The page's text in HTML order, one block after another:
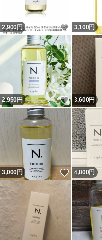
2,900円 いいね！
3,100 円
2,950円 いいね！
3,600円
3,000円 いいね！
4,800円